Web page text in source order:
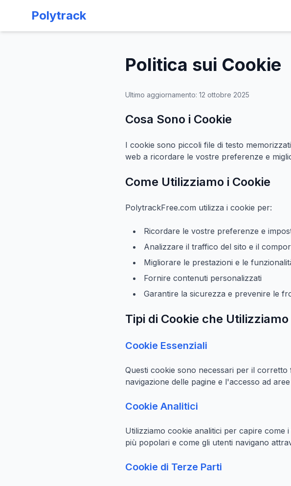
Polytrack
Politica sui Cookie
Ultimo aggiornamento: 12 ottobre 2025
Cosa Sono i Cookie
I cookie sono piccoli file di testo
web a ricordare le vostre preferenze e
Come Utilizziamo i Cookie
PolytrackFree.com utilizza i cookie per:
Ricordare le vostre preferenze e
Analizzare il traffico del sito e il
Migliorare le prestazioni e le
Fornire contenuti personalizzati
Garantire la sicurezza e prevenire le
Tipi di Cookie che Utilizziamo
Cookie Essenziali
Questi cookie sono necessari per il
navigazione delle pagine e l'accesso ad
Cookie Analitici
Utilizziamo cookie analitici per capire
più popolari e come gli utenti navigano
Cookie di Terze Parti